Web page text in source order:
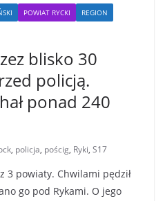
POWIAT RYCKI
REGION
blisko 30
policją.
ponad 240
, policja, pościg, Ryki, S17
3 powiaty. Chwilami pędził
go pod Rykami. O jego